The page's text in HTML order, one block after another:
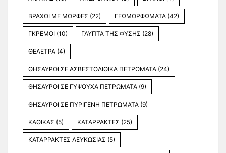
ΒΡΑΧΟΙ ΜΕ ΜΟΡΦΕΣ (22) ΓΕΩΜΟΡΦΩΜΑΤΑ (42)
ΓΚΡΕΜΟΙ (10) ΓΛΥΠΤΑ ΤΗΣ ΦΥΣΗΣ (28)
ΘΕΛΕΤΡΑ (4)
ΘΗΣΑΥΡΟΙ ΣΕ ΑΣΒΕΣΤΟΛΙΘΙΚΑ ΠΕΤΡΩΜΑΤΑ (24)
ΘΗΣΑΥΡΟΙ ΣΕ ΓΥΨΟΥΧΑ ΠΕΤΡΩΜΑΤΑ (9)
ΘΗΣΑΥΡΟΙ ΣΕ ΠΥΡΙΓΕΝΗ ΠΕΤΡΩΜΑΤΑ (9)
ΚΑΘΙΚΑΣ (5) ΚΑΤΑΡΡΑΚΤΕΣ (25)
ΚΑΤΑΡΡΑΚΤΕΣ ΛΕΥΚΩΣΙΑΣ (5)